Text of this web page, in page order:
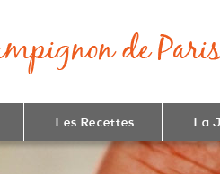
La
Les Recettes